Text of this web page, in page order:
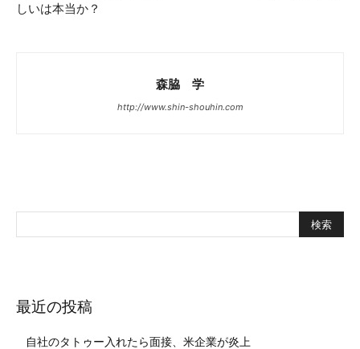
しいは本当か？
森脇 学
http://www.shin-shouhin.com
最近の投稿
自社のタトゥー入れたら面接、米企業が炎上